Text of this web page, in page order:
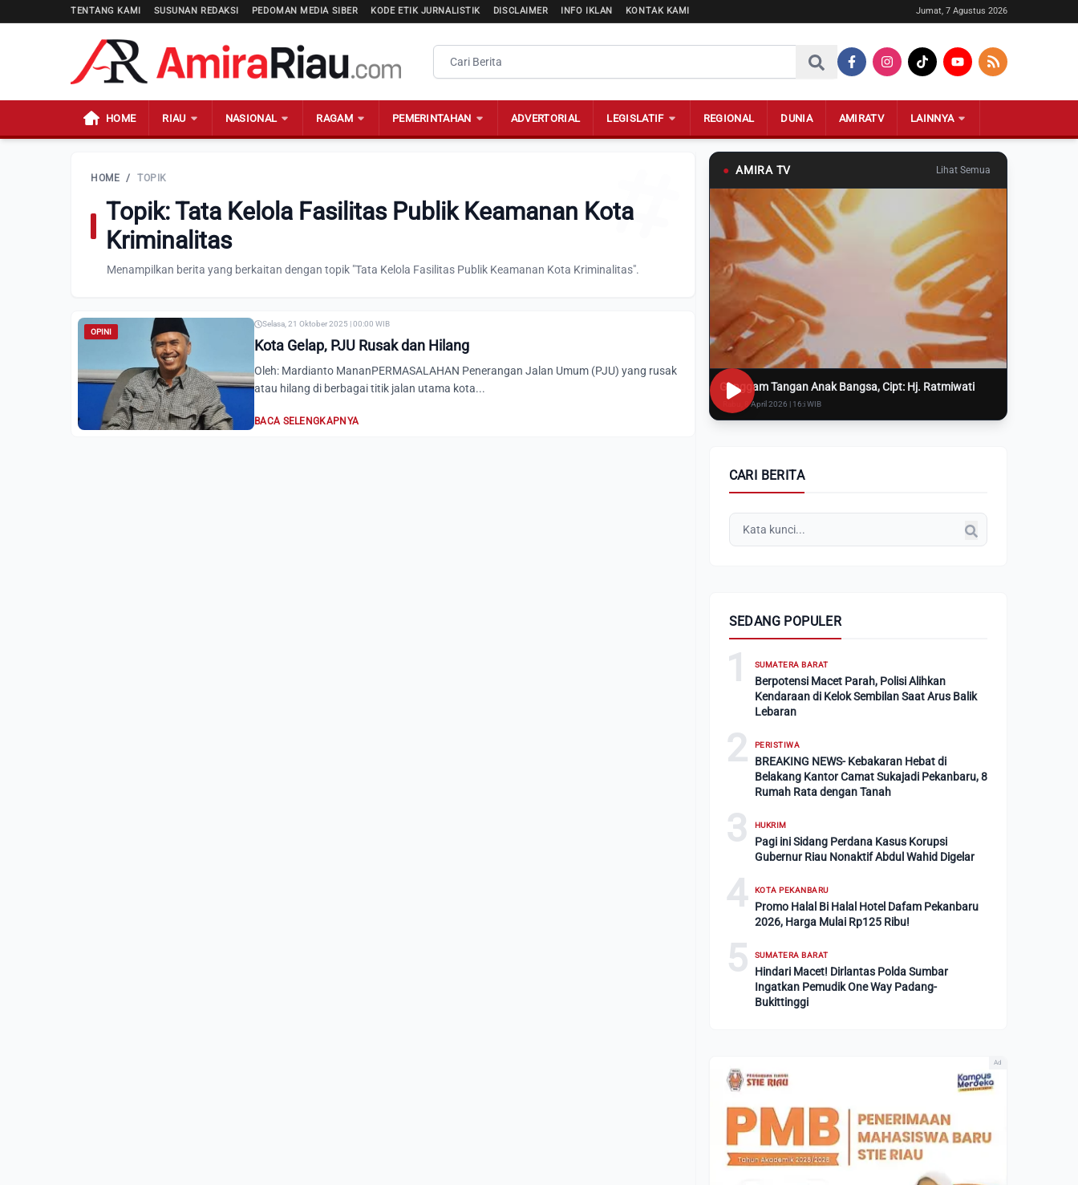
TENTANG KAMI SUSUNAN REDAKSI PEDOMAN MEDIA SIBER KODE ETIK JURNALISTIK DISCLAIMER INFO IKLAN KONTAK KAMI Jumat, 7 Agustus 2026
HOME RIAU NASIONAL RAGAM PEMERINTAHAN ADVERTORIAL LEGISLATIF REGIONAL DUNIA AMIRATV LAINNYA
HOME / TOPIK
Topik: Tata Kelola Fasilitas Publik Keamanan Kota
Kriminalitas
Menampilkan berita yang berkaitan dengan topik "Tata Kelola Fasilitas Publik Keamanan Kota Kriminalitas".
OPINI
Selasa, 21 Oktober 2025 | 00:00 WIB
Kota Gelap, PJU Rusak dan Hilang
Oleh: Mardianto MananPERMASALAHAN Penerangan Jalan Umum (PJU) yang rusak
atau hilang di berbagai titik jalan utama kota...
BACA SELENGKAPNYA
● AMIRA TV Lihat Semua
Genggam Tangan Anak Bangsa, Cipt: Hj. Ratmiwati
Rabu, 8 April 2026 | 16:i WIB
CARI BERITA
SEDANG POPULER
1 SUMATERA BARAT
Berpotensi Macet Parah, Polisi Alihkan
Kendaraan di Kelok Sembilan Saat Arus Balik
Lebaran
2 PERISTIWA
BREAKING NEWS- Kebakaran Hebat di
Belakang Kantor Camat Sukajadi Pekanbaru, 8
Rumah Rata dengan Tanah
3 HUKRIM
Pagi ini Sidang Perdana Kasus Korupsi
Gubernur Riau Nonaktif Abdul Wahid Digelar
4 KOTA PEKANBARU
Promo Halal Bi Halal Hotel Dafam Pekanbaru
2026, Harga Mulai Rp125 Ribu!
5 SUMATERA BARAT
Hindari Macet! Dirlantas Polda Sumbar
Ingatkan Pemudik One Way Padang-
Bukittinggi
Ad